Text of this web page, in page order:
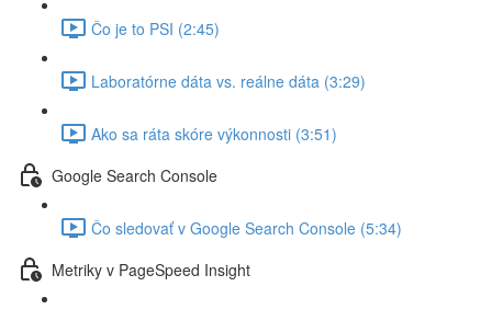
Čo je to PSI (2:45)
Laboratórne dáta vs. reálne dáta (3:29)
Ako sa ráta skóre výkonnosti (3:51)
Google Search Console
Čo sledovať v Google Search Console (5:34)
Metriky v PageSpeed Insight